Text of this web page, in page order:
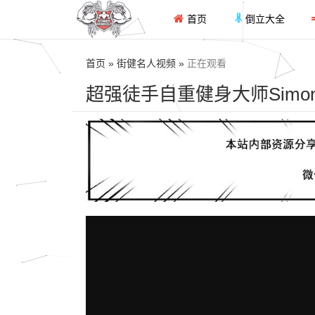
首页 倒立大全
首页 » 街健名人视频 » 正在观看
超强徒手自重健身大师